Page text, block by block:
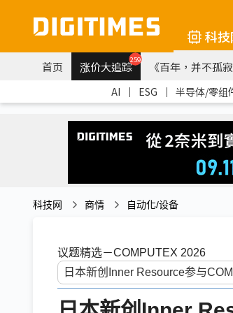
科技
首页 涨价大追踪259 《百年，并不孤
AI ｜ ESG ｜ 半导体/零组
科技网 商情 自动化/设备
议题精选－COMPUTEX 2026